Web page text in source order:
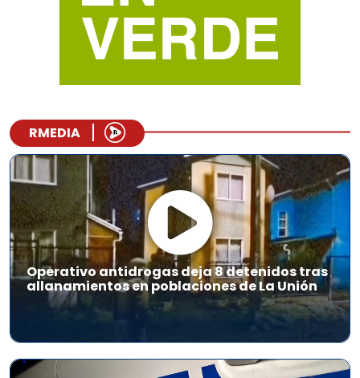
RMEDIA
Operativo antidrogas deja 8 detenidos tras
allanamientos en poblaciones de La Unión